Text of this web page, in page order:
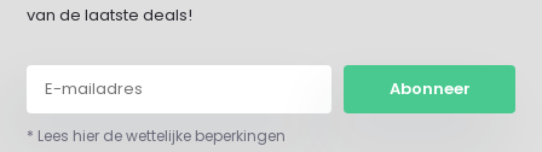
van de laatste deals!
Abonneer
* Lees hier de wettelijke beperkingen